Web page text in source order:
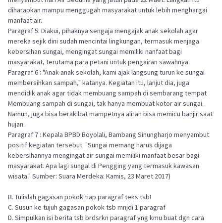
diharapkan mampu menggugah masyarakat untuk lebih menghargai
manfaat air.
Paragraf 5: Diakui, pihaknya sengaja mengajak anak sekolah agar
mereka sejık dini sudah mencintai lingkungan, termasuk menjaga
kebersihan sungai, mengingat sungai memiliki nanfaat bagi
masyarakat, terutama para petani untuk pengairan sawahnya.
Paragraf 6 : "Anak-anak sekolah, kami ajak langsung turun ke sungai
membersihkan sampah," katanya. Kegiatan itu, lanjut dia, juga
mendidik anak agar tidak membuang sampah di sembarang tempat
Membuang sampah di sungai, tak hanya membuat kotor air sungai.
Namun, juga bisa berakibat mampetnya aliran bisa memicu banjir saat
hujan.
Paragraf 7 : Kepala BPBD Boyolali, Bambang Sinungharjo menyambut
positif kegiatan tersebut. "Sungai memang harus dijaga
kebersihannya mengingat air sungai memiliki manfaat besar bagi
masyarakat. Apa lagi sungal di Pengging yang termasuk kawasan
wisata." Sumber: Suara Merdeka: Kamis, 23 Maret 2017)
B. Tulislah gagasan pokok tiap paragraf teks tsb!
C. Susun ke tujuh gagasan pokok tsb mnjdi 1 paragraf
D. Simpulkan isi berita tsb brdsrkn paragraf yng kmu buat dgn cara